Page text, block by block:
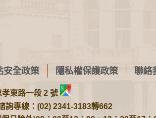
安全政策 隱私權保護政策 聯絡
東路一段 2 號
詢專線：(02) 2341-3183轉662